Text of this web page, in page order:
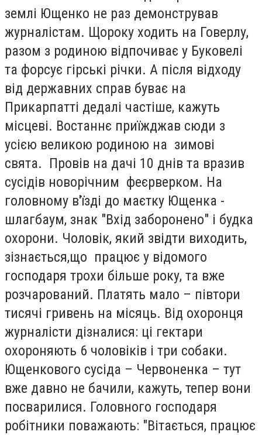
землі Ющенко не раз демонстрував
журналістам. Щороку ходить на Говерлу,
разом з родиною відпочиває у Буковелі
та форсує гірські річки. А після відходу
від державних справ буває на
Прикарпатті дедалі частіше, кажуть
місцеві. Востаннє приїжджав сюди з
усією великою родиною на зимові
свята. Провів на дачі 10 днів та вразив
сусідів новорічним феєрверком. На
головному в'їзді до маєтку Ющенка -
шлагбаум, знак "Вхід заборонено" і будка
охорони. Чоловік, який звідти виходить,
зізнається,що працює у відомого
господаря трохи більше року, та вже
розчарований. Платять мало – півтори
тисячі гривень на місяць. Від охоронця
журналісти дізналися: ці гектари
охороняють 6 чоловіків і три собаки.
Ющенкового сусіда – Червоненка – тут
вже давно не бачили, кажуть, тепер вони
посварилися. Головного господаря
робітники поважають: "Вітається, працює